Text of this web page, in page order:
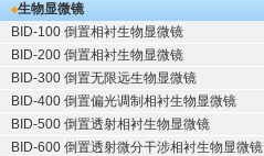
生物显微镜
BID-100 倒置相衬生物显微镜
BID-200 倒置相衬生物显微镜
BID-300 倒置无限远生物显微镜
BID-400 倒置偏光调制相衬生物显微镜
BID-500 倒置透射相衬生物显微镜
BID-600 倒置透射微分干涉相衬生物显微镜